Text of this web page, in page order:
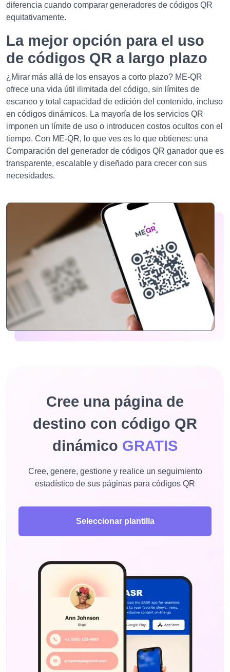
diferencia cuando comparar generadores de códigos QR
equitativamente.
La mejor opción para el uso
de códigos QR a largo plazo
¿Mirar más allá de los ensayos a corto plazo? ME-QR
ofrece una vida útil ilimitada del código, sin límites de
escaneo y total capacidad de edición del contenido, incluso
en códigos dinámicos. La mayoría de los servicios QR
imponen un límite de uso o introducen costos ocultos con el
tiempo. Con ME-QR, lo que ves es lo que obtienes: una
Comparación del generador de códigos QR ganador que es
transparente, escalable y diseñado para crecer con sus
necesidades.
Cree una página de
destino con código QR
dinámico GRATIS
Cree, genere, gestione y realice un seguimiento
estadístico de sus páginas para códigos QR
Seleccionar plantilla